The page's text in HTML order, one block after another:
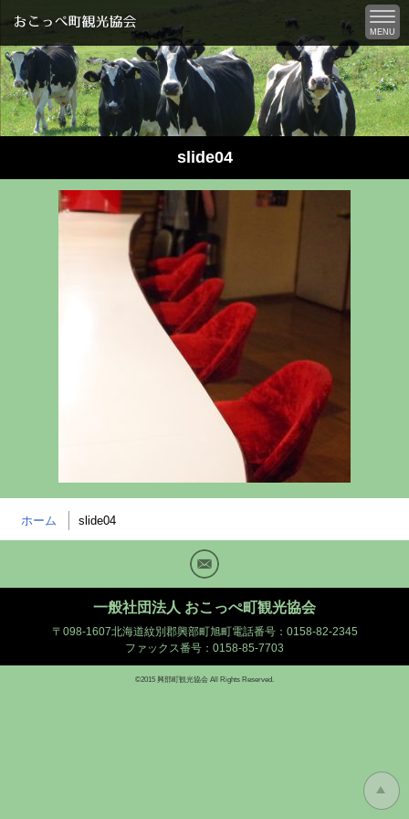
MENU
slide04
ホーム slide04
Mail
一般社団法人 おこっぺ町観光協会
〒098-1607北海道紋別郡興部町旭町電話番号：0158-82-2345
ファックス番号：0158-85-7703
©2015 興部町観光協会 All Rights Reserved.